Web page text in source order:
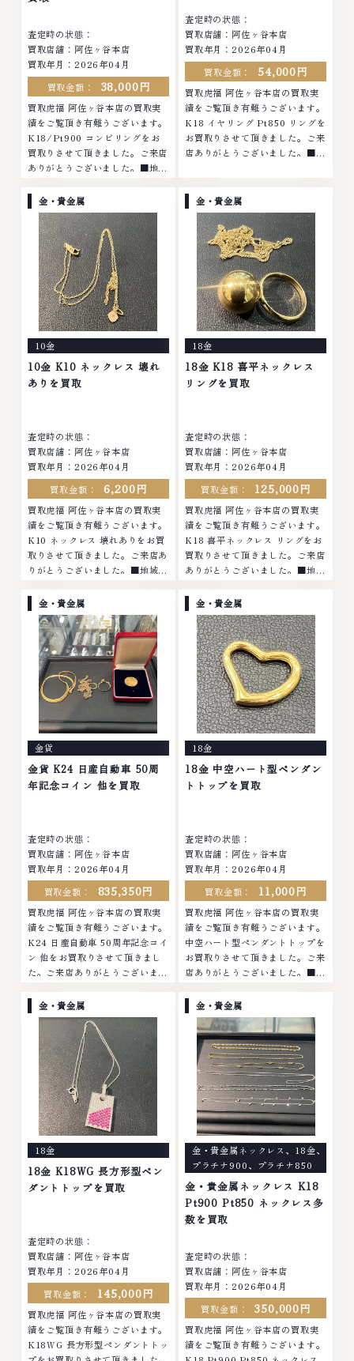
査定時の状態：
買取店舗：阿佐ヶ谷本店
買取年月：2026年04月
買取金額：
38,000円
買取虎福 阿佐ヶ谷本店の買取実
績をご覧頂き有難うございます。
K18/Pt900 コンビリングをお
買取りさせて頂きました。ご来店
ありがとうございました。■地域
ヤモンド ブランド品 ブランド衣
類 お酒買取りのことなら、お任
せくださいなかでも金・プラチナ
等のアクセサリー・貴金属・宝
石・ダイヤモンド・ジュエリーや
ブランド品・時計等は特に自信を
持って、高額査定を実現しており
ます。 古くて使わなくなってし
まったアクセサリー、動かなくな
ってしまった腕時計、多くのお品
物の高価買取りを実現しており、
他店ではお値段の付かなかったお
品物でも、一点一点丁寧に無料で
中無休
査定時の状態：
買取店舗：阿佐ヶ谷本店
買取年月：2026年04月
買取金額：
54,000円
買取虎福 阿佐ヶ谷本店の買取実
績をご覧頂き有難うございます。
K18 イヤリング Pt850 リングを
お買取りさせて頂きました。ご来
店ありがとうございました。■地
衣類 お酒買取りのことなら、お
任せくださいなかでも金・プラチ
ナ等のアクセサリー・貴金属・宝
石・ダイヤモンド・ジュエリーや
ブランド品・時計等は特に自信を
持って、高額査定を実現しており
ます。 古くて使わなくなってし
まったアクセサリー、動かなくな
ってしまった腕時計、多くのお品
物の高価買取りを実現しており、
他店ではお値段の付かなかったお
品物でも、一点一点丁寧に無料で
査定します。お気軽にご連絡くだ
金・貴金属
10金
10金 K10 ネックレス 壊れ
ありを買取
査定時の状態：
買取店舗：阿佐ヶ谷本店
買取年月：2026年04月
買取金額：
6,200円
買取虎福 阿佐ヶ谷本店の買取実
績をご覧頂き有難うございます。
K10 ネックレス 壊れありをお買
取りさせて頂きました。ご来店あ
りがとうございました。■地域買
モンド ブランド品 ブランド衣類
お酒買取りのことなら、お任せく
ださいなかでも金・プラチナ等の
アクセサリー・貴金属・宝石・ダ
イヤモンド・ジュエリーや ブラ
ンド品・時計等は特に自信を持っ
て、高額査定を実現しておりま
す。 古くて使わなくなってしま
ったアクセサリー、動かなくなっ
てしまった腕時計、多くのお品物
の高価買取りを実現しており、他
店ではお値段の付かなかったお品
物でも、一点一点丁寧に無料で査
無休
金・貴金属
18金
18金 K18 喜平ネックレス
リングを買取
査定時の状態：
買取店舗：阿佐ヶ谷本店
買取年月：2026年04月
買取金額：
125,000円
買取虎福 阿佐ヶ谷本店の買取実
績をご覧頂き有難うございます。
K18 喜平ネックレス リングをお
買取りさせて頂きました。ご来店
ありがとうございました。■地域
ヤモンド ブランド品 ブランド衣
類 お酒買取りのことなら、お任
せくださいなかでも金・プラチナ
等のアクセサリー・貴金属・宝
石・ダイヤモンド・ジュエリーや
ブランド品・時計等は特に自信を
持って、高額査定を実現しており
ます。 古くて使わなくなってし
まったアクセサリー、動かなくな
ってしまった腕時計、多くのお品
物の高価買取りを実現しており、
他店ではお値段の付かなかったお
品物でも、一点一点丁寧に無料で
中無休
金・貴金属
金貨
金貨 K24 日産自動車 50周
年記念コイン 他を買取
査定時の状態：
買取店舗：阿佐ヶ谷本店
買取年月：2026年04月
買取金額：
835,350円
買取虎福 阿佐ヶ谷本店の買取実
績をご覧頂き有難うございます。
K24 日産自動車 50周年記念コイ
ン 他をお買取りさせて頂きまし
た。ご来店ありがとうございまし
ラチナ ダイヤモンド ブランド品
ブランド衣類 お酒買取りのこと
なら、お任せくださいなかでも
金・プラチナ等のアクセサリー・
貴金属・宝石・ダイヤモンド・ジ
ュエリーや ブランド品・時計等
は特に自信を持って、高額査定を
実現しております。 古くて使わ
なくなってしまったアクセサリ
ー、動かなくなってしまった腕時
計、多くのお品物の高価買取りを
実現しており、他店ではお値段の
付かなかったお品物でも、一点一
～19:00定休日: 年中無休
金・貴金属
18金
18金 中空ハート型ペンダン
トトップを買取
査定時の状態：
買取店舗：阿佐ヶ谷本店
買取年月：2026年04月
買取金額：
11,000円
買取虎福 阿佐ヶ谷本店の買取実
績をご覧頂き有難うございます。
中空ハート型ペンダントトップを
お買取りさせて頂きました。ご来
店ありがとうございました。■地
イヤモンド ブランド品 ブランド
衣類 お酒買取りのことなら、お
任せくださいなかでも金・プラチ
ナ等のアクセサリー・貴金属・宝
石・ダイヤモンド・ジュエリーや
ブランド品・時計等は特に自信を
持って、高額査定を実現しており
ます。 古くて使わなくなってし
まったアクセサリー、動かなくな
ってしまった腕時計、多くのお品
物の高価買取りを実現しており、
他店ではお値段の付かなかったお
品物でも、一点一点丁寧に無料で
査定します。お気軽にご連絡くだ
さい。TEL: 0120-959-764営
業時間: 10:00～19:00定休日: 年
金・貴金属
18金
18金 K18WG 長方形型ペン
ダントトップを買取
査定時の状態：
買取店舗：阿佐ヶ谷本店
買取年月：2026年04月
買取金額：
145,000円
買取虎福 阿佐ヶ谷本店の買取実
績をご覧頂き有難うございます。
K18WG 長方形型ペンダントトッ
金・貴金属
金・貴金属ネックレス 、 18金、
プラチナ900、 プラチナ850
金・貴金属ネックレス K18
Pt900 Pt850 ネックレス多
数を買取
査定時の状態：
買取店舗：阿佐ヶ谷本店
買取年月：2026年04月
買取金額：
350,000円
買取虎福 阿佐ヶ谷本店の買取実
績をご覧頂き有難うございます。